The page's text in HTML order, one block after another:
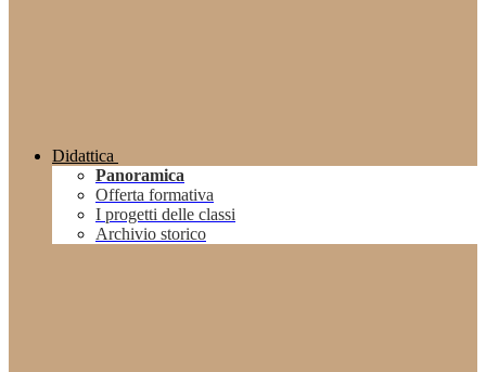
Didattica
Panoramica
Offerta formativa
I progetti delle classi
Archivio storico